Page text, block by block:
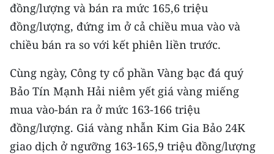
Media Môi trường
Ảnh
Infographic
TIN MỚI
TIN ĐỊA PHƯƠNG
đồng/lượng và bán ra mức 165,6 triệu
đồng/lượng, đứng im ở cả chiều mua vào và
chiều bán ra so với kết phiên liền trước.
​​Cùng ngày, Công ty cổ phần Vàng bạc đá quý
Bảo Tín Mạnh Hải niêm yết giá vàng miếng
mua vào-bán ra ở mức 163-166 triệu
đồng/lượng. Giá vàng nhẫn Kim Gia Bảo 24K
giao dịch ở ngưỡng 163-165,9 triệu đồng/lượng